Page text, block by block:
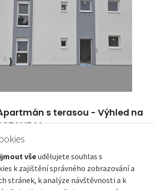
Apartmán s terasou - Výhled na
Obec, část obce
Vir
všeudělujete souhlas s
k zajištění správného zobrazování a
stránek, k analýze návštěvnosti a k